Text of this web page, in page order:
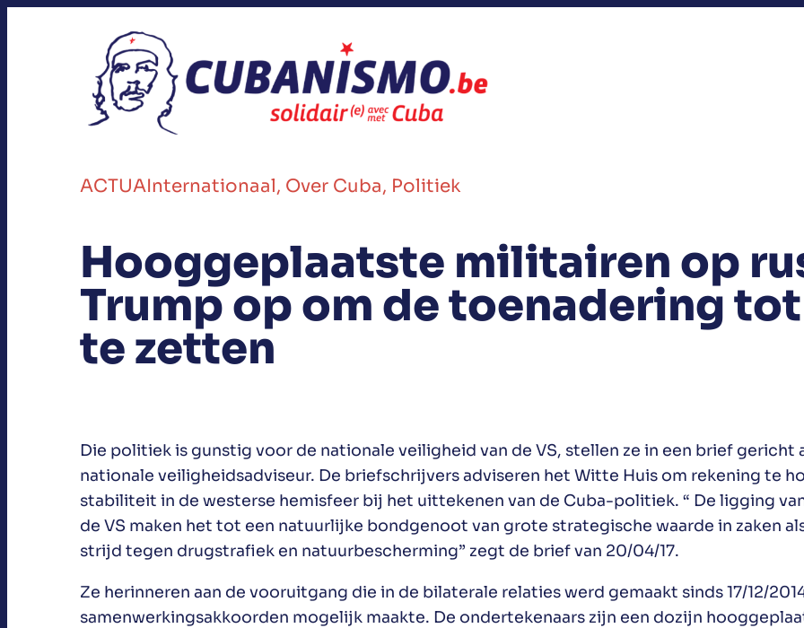
ACTUAInternationaal, Over Cuba, Politiek
Hooggeplaatste militairen op
Trump op om de toenadering
te zetten
Die politiek is gunstig voor de nationale veiligheid van de VS, stellen ze in een brief gericht
nationale veiligheidsadviseur. De briefschrijvers adviseren het Witte Huis om rekening te
stabiliteit in de westerse hemisfeer bij het uittekenen van de Cuba-politiek. “ De ligging
de VS maken het tot een natuurlijke bondgenoot van grote strategische waarde in zaken
strijd tegen drugstrafiek en natuurbescherming” zegt de brief van 20/04/17.
Ze herinneren aan de vooruitgang die in de bilaterale relaties werd gemaakt sinds 17/12/
samenwerkingsakkoorden mogelijk maakte. De ondertekenaars zijn een dozijn